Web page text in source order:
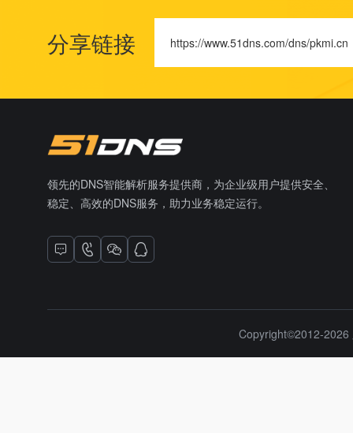
分享链接 https://www.51dns.com/dns/pkmi.cn
领先的DNS智能解析服务提供商，为企业级用户提供安全、
稳定、高效的DNS服务，助力业务稳定运行。
Copyright©2012-2026